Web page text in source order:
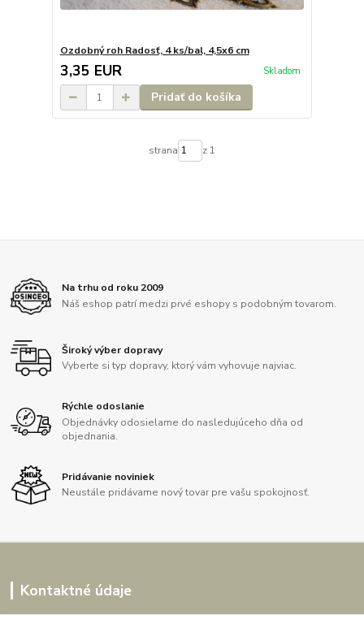
Ozdobný roh Radosť, 4 ks/bal, 4,5x6 cm
3,35 EUR Skladom
Pridať do košíka
strana z 1
Na trhu od roku 2009
Náš eshop patrí medzi prvé eshopy s podobným tovarom.
Široký výber dopravy
Vyberte si typ dopravy, ktorý vám vyhovuje najviac.
Rýchle odoslanie
Objednávky odosielame do nasledujúceho dňa od
objednania.
Pridávanie noviniek
Neustále pridávame nový tovar pre vašu spokojnosť.
Kontaktné údaje